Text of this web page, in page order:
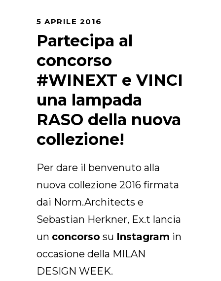
Collezione Frieze
Collezione Nouveau
Origami Collection
Collezione Rest
Collezione Ribbon
Collezione Stand
Swing Collection
IT
5 APRILE 2016
Partecipa al
concorso
#WINEXT e VINCI
una lampada
RASO della nuova
collezione!
Per dare il benvenuto alla
nuova collezione 2016 firmata
dai Norm.Architects e
Sebastian Herkner, Ex.t lancia
un concorso su Instagram in
occasione della MILAN
DESIGN WEEK.